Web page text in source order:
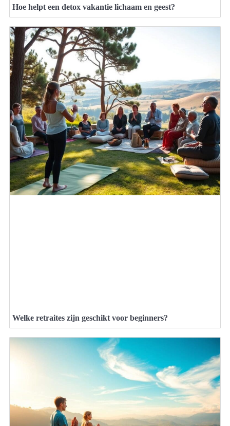
Hoe helpt een detox vakantie lichaam en geest?
Welke retraites zijn geschikt voor beginners?